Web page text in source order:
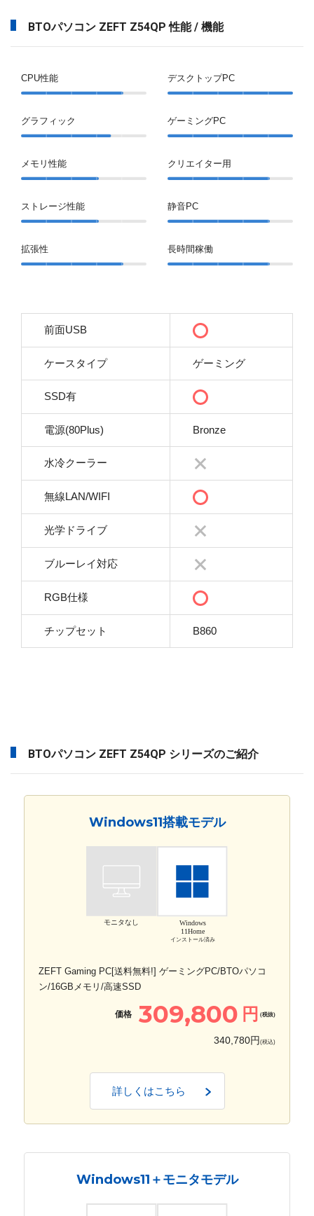
BTOパソコン ZEFT Z54QP 性能 / 機能
CPU性能
グラフィック
メモリ性能
ストレージ性能
拡張性
デスクトップPC
ゲーミングPC
クリエイター用
静音PC
長時間稼働
前面USB
ケースタイプ ゲーミング
SSD有
電源(80Plus) Bronze
水冷クーラー
無線LAN/WIFI
光学ドライブ
ブルーレイ対応
RGB仕様
チップセット B860
BTOパソコン ZEFT Z54QP シリーズのご紹介
Windows11搭載モデル
モニタなし
Windows
11Home
インストール済み
ZEFT Gaming PC[送料無料!] ゲーミングPC/BTOパソコ
ン/16GBメモリ/高速SSD
価格 309,800 円 (税抜)
340,780円 (税込)
詳しくはこちら
Windows11＋モニタモデル